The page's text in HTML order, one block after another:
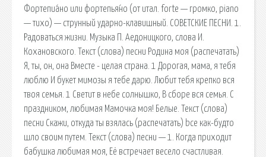
Фортепиа́но или фортепья́но (от итал. forte — громко, piano
— тихо) — струнный ударно-клавишный. СОВЕТСКИЕ ПЕСНИ. 1.
Радоваться жизни. Музыка П. Аедоницкого, слова И.
Кохановского. Текст (слова) песни Родина моя (распечатать)
Я, ты, он, она Вместе - целая страна. 1 Дорогая, мама, я тебя
люблю И букет мимозы я тебе дарю. Любит тебя крепко вся
твоя семья. 1 Светит в небе солнышко, В сборе вся семья. С
праздником, любимая Мамочка моя! Белые. Текст (слова)
песни Скажи, откуда ты взялась (распечатать) bсе как-будто
шло своим путем. Текст (слова) песни — 1. Когда приходит
бабушка любимая моя, Её встречает весело счастливая.